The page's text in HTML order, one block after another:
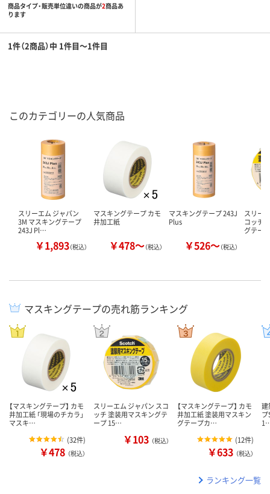
商品タイプ・販売単位違いの商品が2商品あ
ります
1件（2商品）中 1件目～1件目
このカテゴリーの人気商品
スリーエム ジャパン
3M マスキングテープ
243J Pl…
￥1,893（税込）
マスキングテープ カモ
井加工紙
￥478～（税込）
マスキングテープ 243J
Plus
￥526～（税込）
スリー
コッチ
グテープ
マスキングテープの売れ筋ランキング
【マスキングテープ】 カモ
井加工紙 「現場のチカラ」
マスキ…
(32件)
￥478 （税込）
スリーエム ジャパン スコ
ッチ 塗装用マスキングテ
ープ 15…
￥103 （税込）
【マスキングテープ】 カモ
井加工紙 塗装用マスキン
グテープカ…
(12件)
￥633 （税込）
建
ランキング一覧